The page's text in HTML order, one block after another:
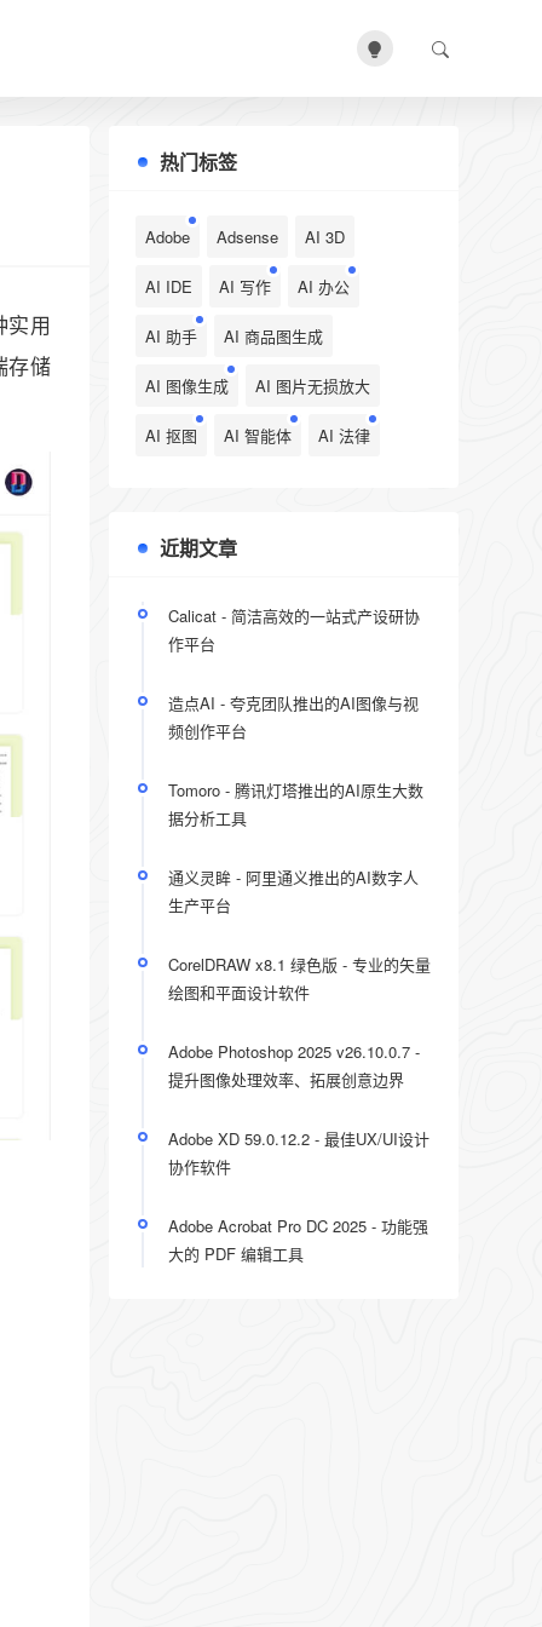
实用
存储
热门标签
Adobe Adsense AI 3D
AI IDE AI 写作 AI 办公
AI 助手 AI 商品图生成
AI 图像生成 AI 图片无损放大
AI 抠图 AI 智能体 AI 法律
近期文章
Calicat - 简洁高效的一站式产设研协
作平台
造点AI - 夸克团队推出的AI图像与视
频创作平台
Tomoro - 腾讯灯塔推出的AI原生大数
据分析工具
通义灵眸 - 阿里通义推出的AI数字人
生产平台
CorelDRAW x8.1 绿色版 - 专业的矢量
绘图和平面设计软件
Adobe Photoshop 2025 v26.10.0.7 -
提升图像处理效率、拓展创意边界
Adobe XD 59.0.12.2 - 最佳UX/UI设计
协作软件
Adobe Acrobat Pro DC 2025 - 功能强
大的 PDF 编辑工具